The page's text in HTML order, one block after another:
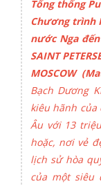
Tổng thống
Chương trình
nước Nga
SAINT
MOSCOW
Bạch Dương
kiêu hãnh của
Âu với 13
hoặc, nơi vẻ
lịch sử hòa
của một siêu